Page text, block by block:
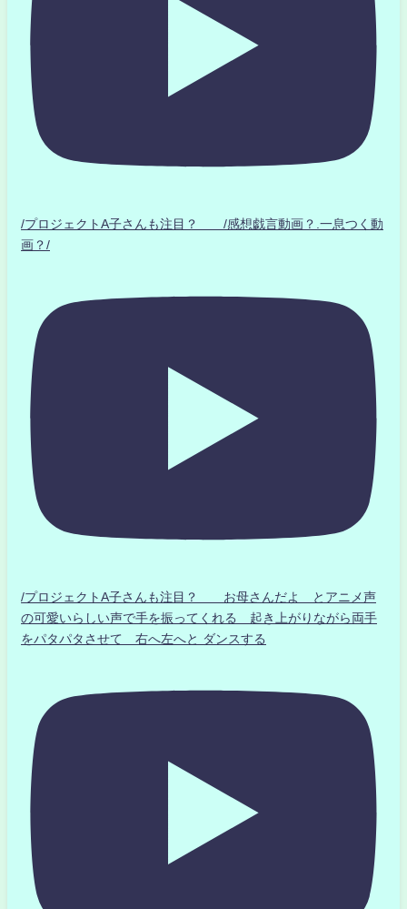
/プロジェクトA子さんも注目？ /感想戯言動画？.一息つく動
画？/
/プロジェクトA子さんも注目？ お母さんだよ とアニメ声
の可愛いらしい声で手を振ってくれる 起き上がりながら両手
をパタパタさせて 右へ左へと ダンスする